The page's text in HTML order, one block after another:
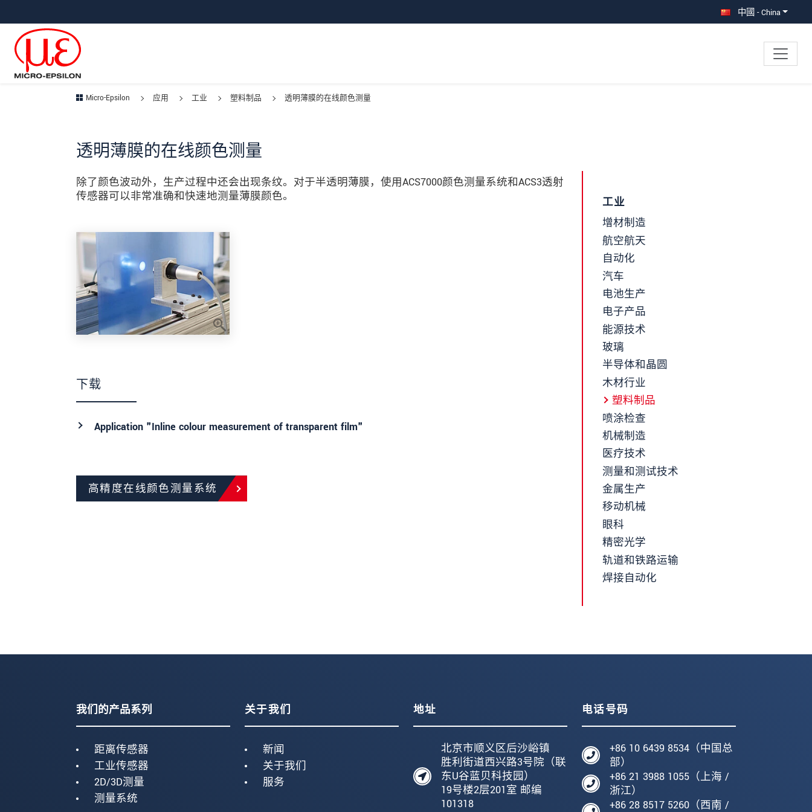
中國 - China
Micro-Epsilon 应用 工业 塑料制品 透明薄膜的在线颜色测量
透明薄膜的在线颜色测量
除了颜色波动外，生产过程中还会出现条纹。对于半透明薄膜，使用ACS7000颜色测量系统和ACS3透射
传感器可以非常准确和快速地测量薄膜颜色。
下载
Application "Inline colour measurement of transparent film"
高精度在线颜色测量系统
工业
增材制造
航空航天
自动化
汽车
电池生产
电子产品
能源技术
玻璃
半导体和晶圆
木材行业
塑料制品
喷涂检查
机械制造
医疗技术
测量和测试技术
金属生产
移动机械
眼科
精密光学
轨道和铁路运输
焊接自动化
我们的产品系列
距离传感器
工业传感器
2D/3D测量
测量系统
关于我们
新闻
关于我们
服务
地址
北京市顺义区后沙峪镇
胜利街道西兴路3号院（联
东U谷蓝贝科技园）
19号楼2层201室 邮编
101318
电话号码
+86 10 6439 8534（中国总
部）
+86 21 3988 1055（上海 /
浙江）
+86 28 8517 5260（西南 /